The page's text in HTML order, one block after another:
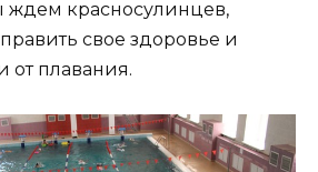
красносулинцев,
свое здоровье и
от плавания.